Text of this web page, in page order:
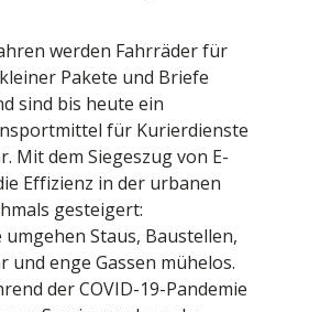
werden Fahrräder für
Pakete und Briefe
sind bis heute ein
für Kurierdienste
Mit dem Siegeszug von E-
Effizienz in der urbanen
gesteigert:
Staus, Baustellen,
und enge Gassen mühelos.
der COVID-19-Pandemie